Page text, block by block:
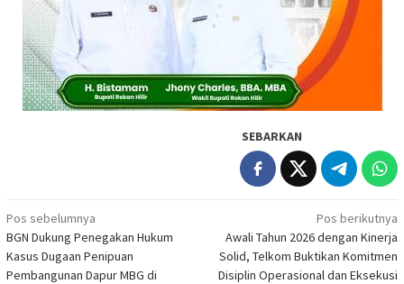
SEBARKAN
Navigasi
pos
Pos sebelumnya
BGN Dukung Penegakan Hukum
Kasus Dugaan Penipuan
Pembangunan Dapur MBG di
Pos berikutnya
Awali Tahun 2026 dengan Kinerja
Solid, Telkom Buktikan Komitmen
Disiplin Operasional dan Eksekusi